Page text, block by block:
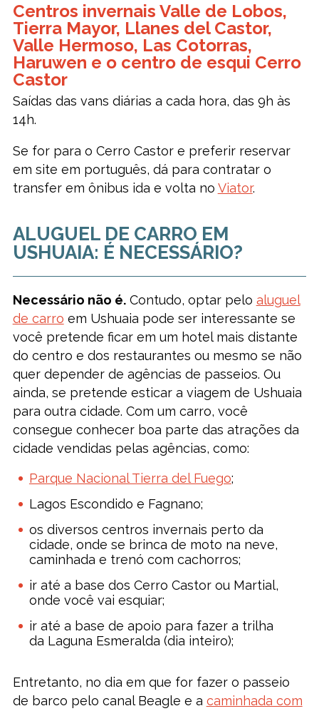
Centros invernais Valle de Lobos,
Tierra Mayor, Llanes del Castor,
Valle Hermoso, Las Cotorras,
Haruwen e o centro de esqui Cerro
Castor
Saídas das vans diárias a cada hora, das 9h às
14h.
Se for para o Cerro Castor e preferir reservar
em site em português, dá para contratar o
transfer em ônibus ida e volta no Viator.
ALUGUEL DE CARRO EM
USHUAIA: É NECESSÁRIO?
Necessário não é.Contudo, optar pelo aluguel
de carro em Ushuaia pode ser interessante se
você pretende ficar em um hotel mais distante
do centro e dos restaurantes ou mesmo se não
quer depender de agências de passeios. Ou
ainda, se pretende esticar a viagem de Ushuaia
para outra cidade. Com um carro, você
consegue conhecer boa parte das atrações da
cidade vendidas pelas agências, como:
Parque Nacional Tierra del Fuego;
Lagos Escondido e Fagnano;
os diversos centros invernais perto da
cidade, onde se brinca de moto na neve,
caminhada e trenó com cachorros;
ir até a base dos Cerro Castor ou Martial,
onde você vai esquiar;
ir até a base de apoio para fazer a trilha
da Laguna Esmeralda (dia inteiro);
Entretanto, no dia em que for fazer o passeio
de barco pelo canal Beagle e a caminhada com